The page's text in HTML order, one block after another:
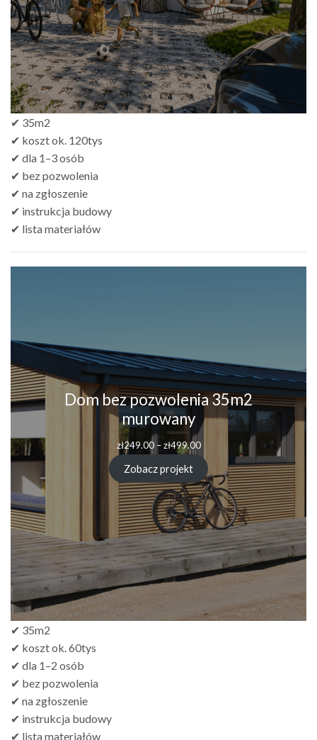
✔ 35m2
✔ koszt ok. 120tys
✔ dla 1–3 osób
✔ bez pozwolenia
✔ na zgłoszenie
✔ instrukcja budowy
✔ lista materiałów
Dom bez pozwolenia 35m2
murowany
zł249.00 – zł499.00Zakres
od
zł249.00
do
zł499.00
Zobacz projekt
✔ 35m2
✔ koszt ok. 60tys
✔ dla 1–2 osób
✔ bez pozwolenia
✔ na zgłoszenie
✔ instrukcja budowy
✔ lista materiałów